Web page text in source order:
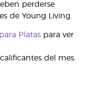
perderse
de Young Living.
Platas para ver
del mes.